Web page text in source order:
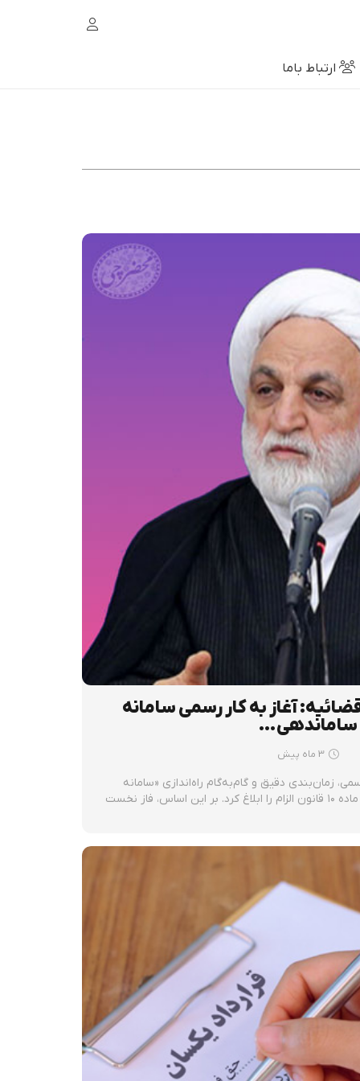
ارتباط باما
آغاز به کار رسمی سامانه
ساماندهی…
3 ماه پیش
زمان‌بندی دقیق و گام‌به‌گام راه‌اندازی «سامانه
ساماندهی اسناد غیررسمی» موضوع ماده ۱۰ قانون الزام را ابلاغ کرد. بر این اساس، فاز نخست